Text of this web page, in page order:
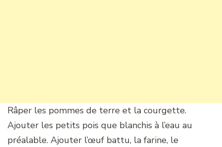
Râper les pommes de terre et la courgette.
Ajouter les petits pois que blanchis à l’eau au
préalable. Ajouter l’œuf battu, la farine, le